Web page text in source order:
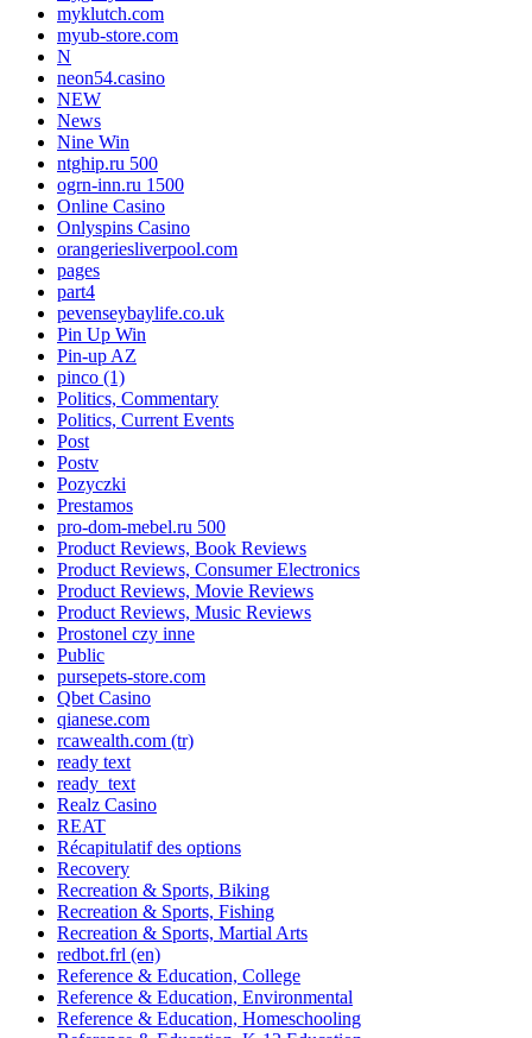
myklutch.com
myub-store.com
N
neon54.casino
NEW
News
Nine Win
ntghip.ru 500
ogrn-inn.ru 1500
Online Casino
Onlyspins Casino
orangeriesliverpool.com
pages
part4
pevenseybaylife.co.uk
Pin Up Win
Pin-up AZ
pinco (1)
Politics, Commentary
Politics, Current Events
Post
Postv
Pozyczki
Prestamos
pro-dom-mebel.ru 500
Product Reviews, Book Reviews
Product Reviews, Consumer Electronics
Product Reviews, Movie Reviews
Product Reviews, Music Reviews
Prostonel czy inne
Public
pursepets-store.com
Qbet Casino
qianese.com
rcawealth.com (tr)
ready text
ready_text
Realz Casino
REAT
Récapitulatif des options
Recovery
Recreation & Sports, Biking
Recreation & Sports, Fishing
Recreation & Sports, Martial Arts
redbot.frl (en)
Reference & Education, College
Reference & Education, Environmental
Reference & Education, Homeschooling